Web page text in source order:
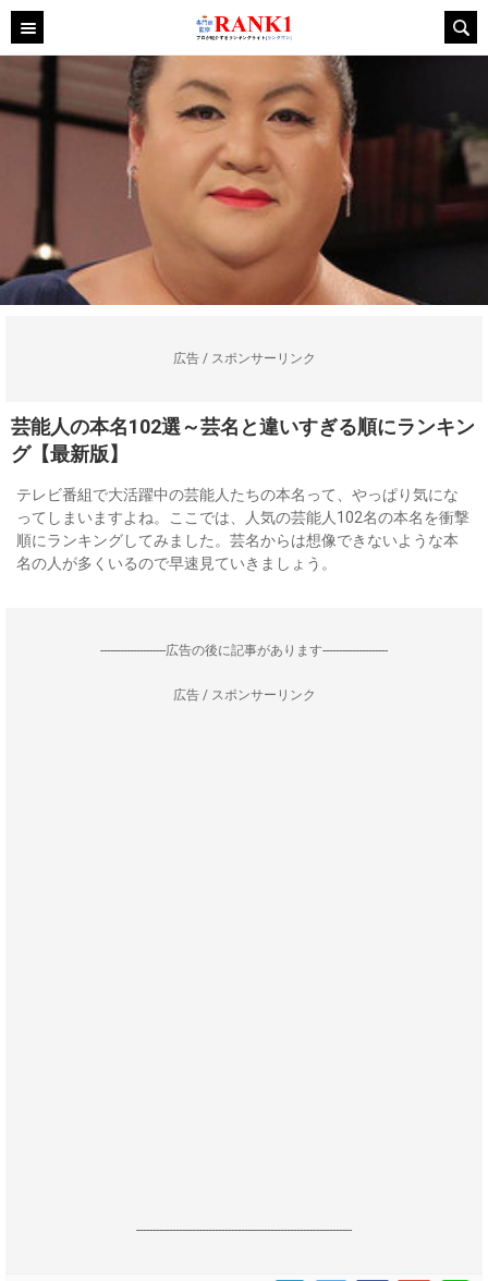
広告 / スポンサーリンク
芸能人の本名102選～芸名と違いすぎる順にランキン
グ【最新版】
テレビ番組で大活躍中の芸能人たちの本名って、やっぱり気にな
ってしまいますよね。ここでは、人気の芸能人102名の本名を衝撃
順にランキングしてみました。芸名からは想像できないような本
名の人が多くいるので早速見ていきましょう。
--------------------広告の後に記事があります--------------------
広告 / スポンサーリンク
------------------------------------------------------------------